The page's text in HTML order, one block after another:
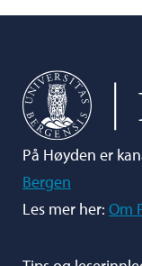
På Høyden er
Bergen
Les mer her: Om